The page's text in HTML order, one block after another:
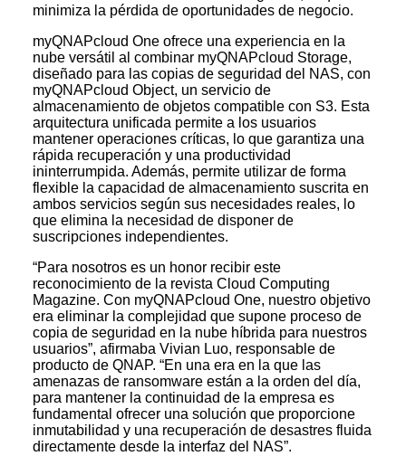
minimiza la pérdida de oportunidades de negocio.
myQNAPcloud One ofrece una experiencia en la
nube versátil al combinar myQNAPcloud Storage,
diseñado para las copias de seguridad del NAS, con
myQNAPcloud Object, un servicio de
almacenamiento de objetos compatible con S3. Esta
arquitectura unificada permite a los usuarios
mantener operaciones críticas, lo que garantiza una
rápida recuperación y una productividad
ininterrumpida. Además, permite utilizar de forma
flexible la capacidad de almacenamiento suscrita en
ambos servicios según sus necesidades reales, lo
que elimina la necesidad de disponer de
suscripciones independientes.
“Para nosotros es un honor recibir este
reconocimiento de la revista Cloud Computing
Magazine. Con myQNAPcloud One, nuestro objetivo
era eliminar la complejidad que supone proceso de
copia de seguridad en la nube híbrida para nuestros
usuarios”, afirmaba Vivian Luo, responsable de
producto de QNAP. “En una era en la que las
amenazas de ransomware están a la orden del día,
para mantener la continuidad de la empresa es
fundamental ofrecer una solución que proporcione
inmutabilidad y una recuperación de desastres fluida
directamente desde la interfaz del NAS”.